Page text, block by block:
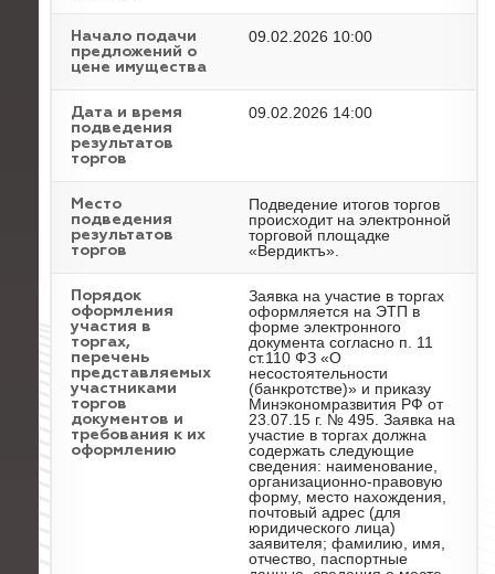
Начало подачи
предложений о
цене имущества
09.02.2026 10:00
Дата и время
подведения
результатов
торгов
09.02.2026 14:00
Место
подведения
результатов
торгов
Подведение итогов торгов
происходит на электронной
торговой площадке
«Вердиктъ».
Порядок
оформления
участия в
торгах,
перечень
представляемых
участниками
торгов
документов и
требования к их
оформлению
Заявка на участие в торгах
оформляется на ЭТП в
форме электронного
документа согласно п. 11
ст.110 ФЗ «О
несостоятельности
(банкротстве)» и приказу
Минэкономразвития РФ от
23.07.15 г. № 495. Заявка на
участие в торгах должна
содержать следующие
сведения: наименование,
организационно-правовую
форму, место нахождения,
почтовый адрес (для
юридического лица)
заявителя; фамилию, имя,
отчество, паспортные